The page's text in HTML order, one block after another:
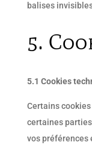
balises
5.
5.1 Cookies
Certains
certaines
vos préférences